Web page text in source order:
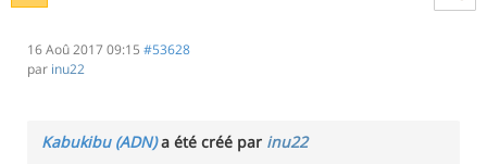
16 Aoû 2017 09:15 #53628
par inu22
Kabukibu (ADN)a été créé par inu22